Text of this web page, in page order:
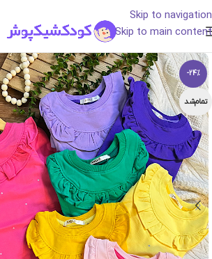
Skip to navigation
Skip to main content
-24%
تمام‌شد